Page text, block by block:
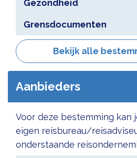
Gezondheid
Grensdocumenten
Bekijk alle
Aanbieders
Voor deze bestemming kan
eigen reisbureau/
onderstaande